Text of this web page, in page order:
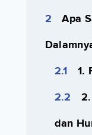
Apa
1.
dan